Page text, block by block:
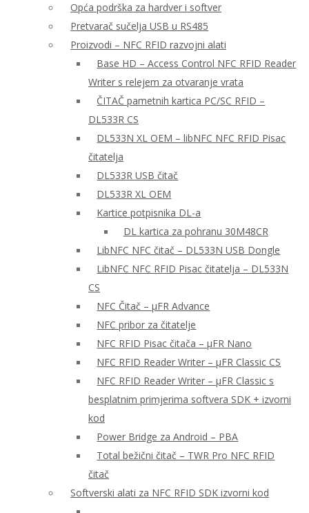
Opća podrška za hardver i softver
Pretvarač sučelja USB u RS485
Proizvodi – NFC RFID razvojni alati
Base HD – Access Control NFC RFID Reader
Writer s relejem za otvaranje vrata
ČITAČ pametnih kartica PC/SC RFID –
DL533R CS
DL533N XL OEM – libNFC NFC RFID Pisac
čitatelja
DL533R USB čitač
DL533R XL OEM
Kartice potpisnika DL-a
DL kartica za pohranu 30M48CR
LibNFC NFC čitač – DL533N USB Dongle
LibNFC NFC RFID Pisac čitatelja – DL533N
CS
NFC Čitač – μFR Advance
NFC pribor za čitatelje
NFC RFID Pisac čitača – μFR Nano
NFC RFID Reader Writer – μFR Classic CS
NFC RFID Reader Writer – μFR Classic s
besplatnim primjerima softvera SDK + izvorni
kod
Power Bridge za Android – PBA
Total bežični čitač – TWR Pro NFC RFID
čitač
Softverski alati za NFC RFID SDK izvorni kod